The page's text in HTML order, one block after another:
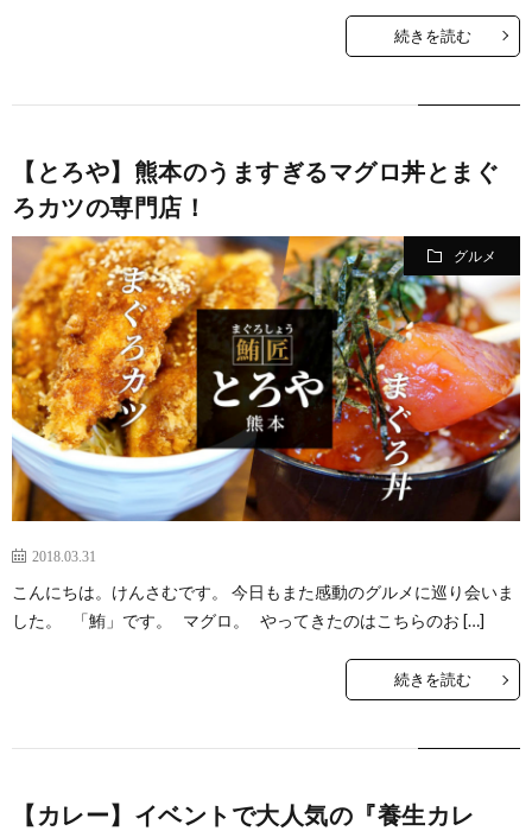
続きを読む
【とろや】熊本のうますぎるマグロ丼とまぐ
ろカツの専門店！
グルメ
2018.03.31
こんにちは。けんさむです。 今日もまた感動のグルメに巡り会いま
した。 「鮪」です。 マグロ。 やってきたのはこちらのお […]
続きを読む
【カレー】イベントで大人気の『養生カレ